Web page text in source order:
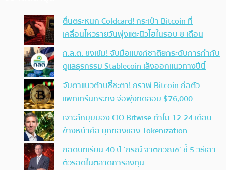
ตื่นตระหนก Coldcard! กระเป๋า Bitcoin ที่
เคลื่อนไหวรายวันพุ่งแตะนิวไฮในรอบ 8 เดือน
ก.ล.ต. ชงเข้ม! จับมือแบงก์ชาติยกระดับการกำกับ
ดูแลธุรกรรม Stablecoin เล็งออกแนวทางปีนี้
จับตาแนวต้านชี้ชะตา! กราฟ Bitcoin ก่อตัว
แพทเทิร์นกระทิง จ่อพุ่งทดสอบ $76,000
เจาะลึกมุมมอง CIO Bitwise ทำไม 12-24 เดือน
ข้างหน้าคือ ยุคทองของ Tokenization
ถอดบทเรียน 40 ปี ‘กรณ์ จาติกวณิช’ ชี้ 5 วิธีเอา
ตัวรอดในตลาดการลงทุน